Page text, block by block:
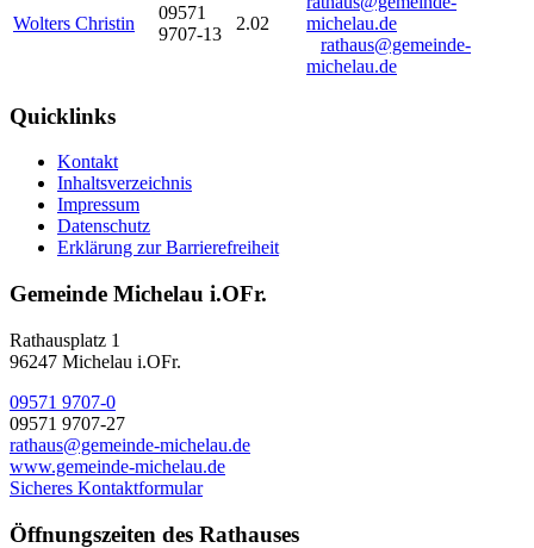
Wolters Christin
09571
9707-13
2.02
rathaus@gemeinde-
michelau.de
Quicklinks
Kontakt
Inhaltsverzeichnis
Impressum
Datenschutz
Erklärung zur Barrierefreiheit
Gemeinde Michelau i.OFr.
Rathausplatz 1
96247 Michelau i.OFr.
09571 9707-0
09571 9707-27
rathaus@gemeinde-michelau.de
www.gemeinde-michelau.de
Sicheres Kontaktformular
Öffnungszeiten des Rathauses